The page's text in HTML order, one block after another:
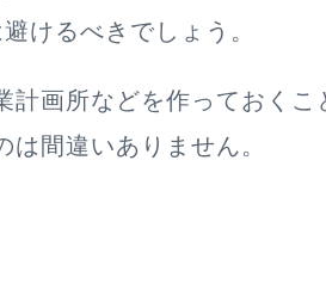
けるべきでしょう。
計画所などを作っておく
は間違いありません。